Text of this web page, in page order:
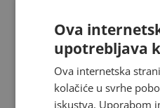
Naše
Interaktivna
Kontakti
Ova
upotrebljava
Ova internetska
kolačiće u svrhe
iskustva. Uporabom